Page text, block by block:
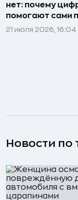
нет: почему
помогают сами
21 июля 2026, 16:04
Новости по